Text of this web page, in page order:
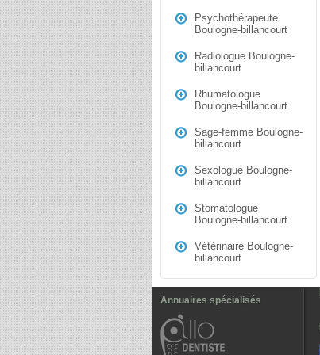
Psychothérapeute
Boulogne-billancourt
Radiologue Boulogne-
billancourt
Rhumatologue
Boulogne-billancourt
Sage-femme Boulogne-
billancourt
Sexologue Boulogne-
billancourt
Stomatologue
Boulogne-billancourt
Vétérinaire Boulogne-
billancourt
Annuaires spécialisés